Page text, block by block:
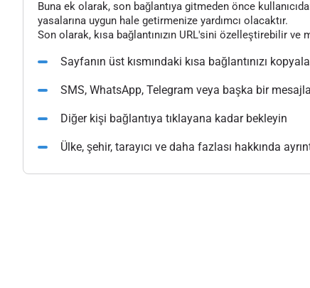
Buna ek olarak, son bağlantıya gitmeden önce
yasalarına uygun hale getirmenize yardımcı olacaktır.
Son olarak, kısa bağlantınızın URL'sini özelleştirebilir
Sayfanın üst kısmındaki kısa bağlantınızı
SMS, WhatsApp, Telegram veya başka bir
Diğer kişi bağlantıya tıklayana kadar bekleyin
Ülke, şehir, tarayıcı ve daha fazlası hakkında